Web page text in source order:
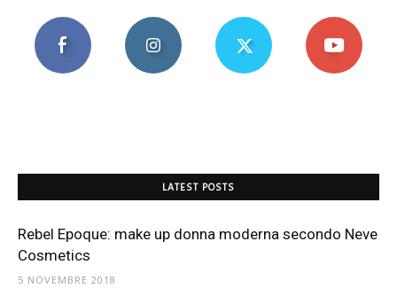
LATEST POSTS
Rebel Epoque: make up donna moderna secondo Neve
Cosmetics
5 NOVEMBRE 2018